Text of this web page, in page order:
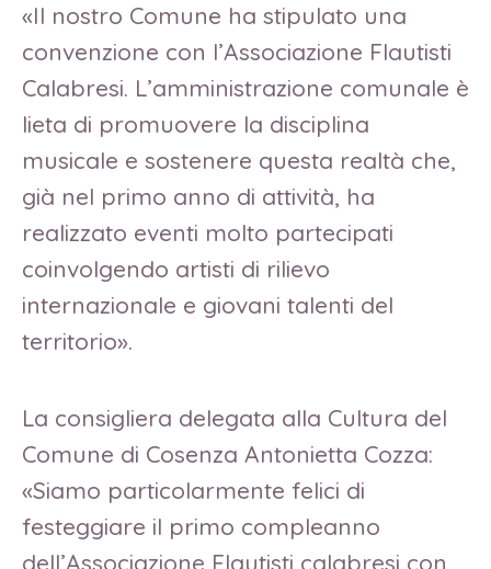
«Il nostro Comune ha stipulato una
convenzione con l’Associazione Flautisti
Calabresi. L’amministrazione comunale è
lieta di promuovere la disciplina
musicale e sostenere questa realtà che,
già nel primo anno di attività, ha
realizzato eventi molto partecipati
coinvolgendo artisti di rilievo
internazionale e giovani talenti del
territorio».
La consigliera delegata alla Cultura del
Comune di Cosenza Antonietta Cozza:
«Siamo particolarmente felici di
festeggiare il primo compleanno
dell’Associazione Flautisti calabresi con